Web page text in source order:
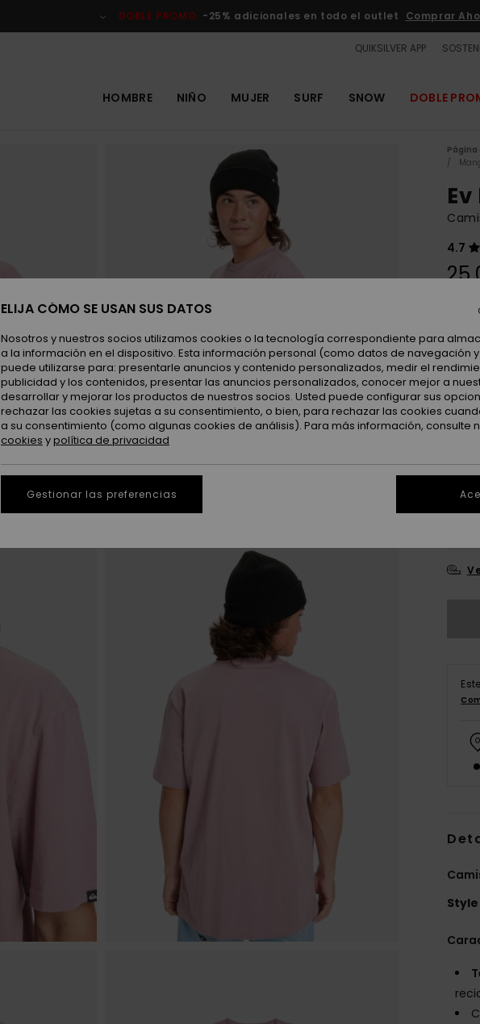
DOBLE PROMO -25% adicionales en todo el outlet Comprar
QUIKSILVER APP
HOMBRE NIÑO MUJER SURF SNOW DOBLE
Página
4.7
Style
ELIJA CÓMO SE USAN SUS DATOS
Nosotros y nuestros socios utilizamos cookies o la tecnología correspondiente para
a la información en el dispositivo. Esta información personal (como datos de navegación
puede utilizarse para: presentarle anuncios y contenido personalizados, medir el
publicidad y los contenidos, presentar las anuncios personalizados, conocer mejor a
desarrollar y mejorar los productos de nuestros socios. Usted puede configurar sus
rechazar las cookies sujetas a su consentimiento, o bien, para rechazar las cookies
a su consentimiento (como algunas cookies de análisis). Para más información, consulte
cookies ypolítica de privacidad
Gestionar las preferencias